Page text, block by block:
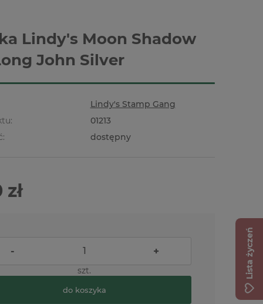
Lindy's Moon Shadow
John Silver
Lindy's Stamp Gang
01213
dostępny
- +
szt.
do koszyka
Lista życzeń